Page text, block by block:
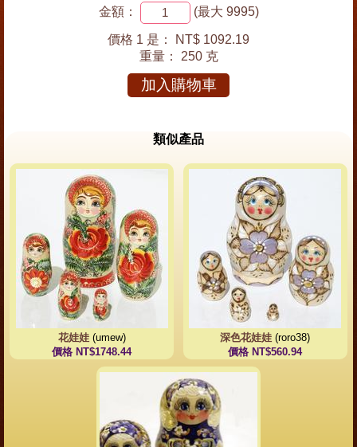
金額： (最大 9995)
價格 1 是：
NT$ 1092.19
重量： 250 克
加入購物車
類似產品
花娃娃(umew)
價格 NT$1748.44
深色花娃娃 (roro38)
價格 NT$560.94